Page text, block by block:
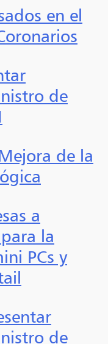
en el
de
de la
a
la
PCs y
de